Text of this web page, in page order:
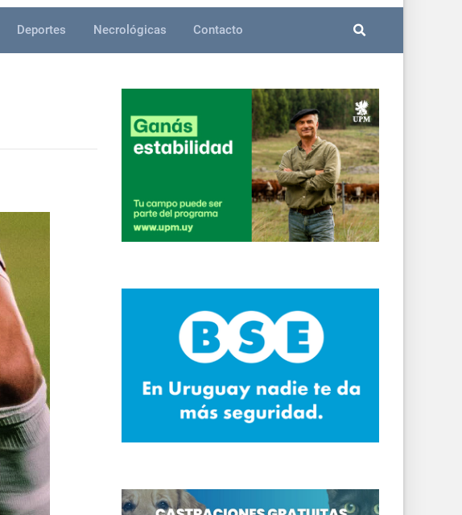
Deportes Necrológicas Contacto